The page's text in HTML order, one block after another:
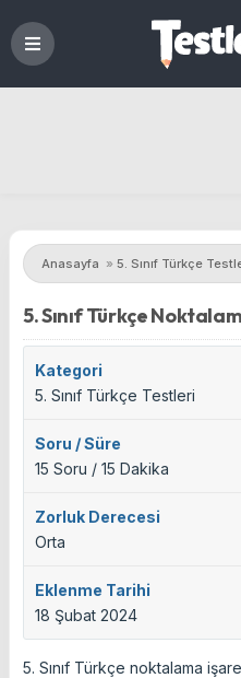
Anasayfa » 5. Sınıf Türkçe
5. Sınıf Türkçe
Kategori
5. Sınıf Türkçe Testleri
Soru / Süre
15 Soru / 15 Dakika
Zorluk Derecesi
Orta
Eklenme Tarihi
18 Şubat 2024
5. Sınıf Türkçe noktalama